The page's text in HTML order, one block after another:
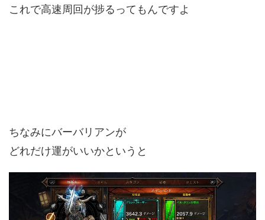
これで高速周回が捗るってもんですよ
ちなみにバーバリアンが
どれだけ運がいいかというと